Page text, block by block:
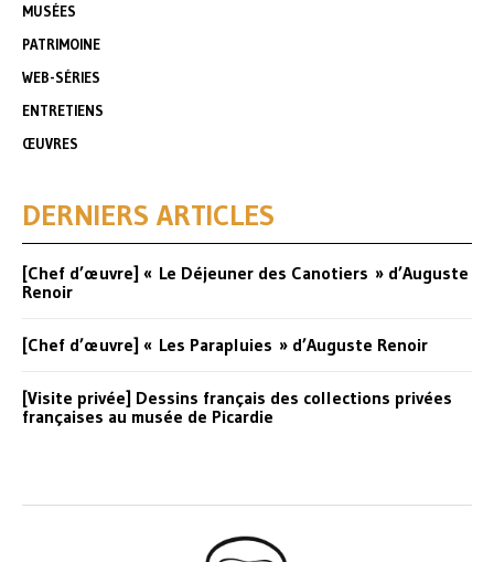
MUSÉES
PATRIMOINE
WEB-SÉRIES
ENTRETIENS
ŒUVRES
DERNIERS ARTICLES
[Chef d’œuvre] « Le Déjeuner des Canotiers » d’Auguste
Renoir
[Chef d’œuvre] « Les Parapluies » d’Auguste Renoir
[Visite privée] Dessins français des collections privées
françaises au musée de Picardie